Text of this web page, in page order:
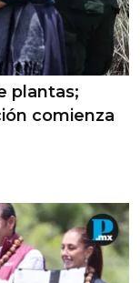
plantas;
comienza